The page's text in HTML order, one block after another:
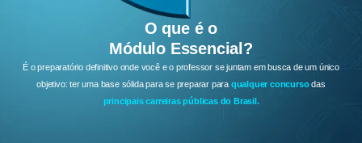
O que é o
Módulo Essencial?
É o preparatório definitivo onde você e o professor se juntam em busca de um único
objetivo: ter uma base sólida para se preparar para qualquer concursodas
principais carreiras públicas do Brasil.